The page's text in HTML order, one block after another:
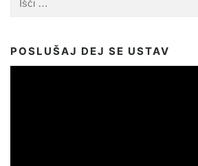
POSLUŠAJ DEJ SE USTAV